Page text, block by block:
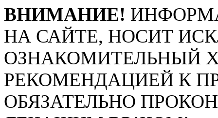
ВНИМАНИЕ!
НА САЙТЕ, НОСИТ
ОЗНАКОМИТЕЛЬНЫЙ
РЕКОМЕНДАЦИЕЙ К
ОБЯЗАТЕЛЬНО